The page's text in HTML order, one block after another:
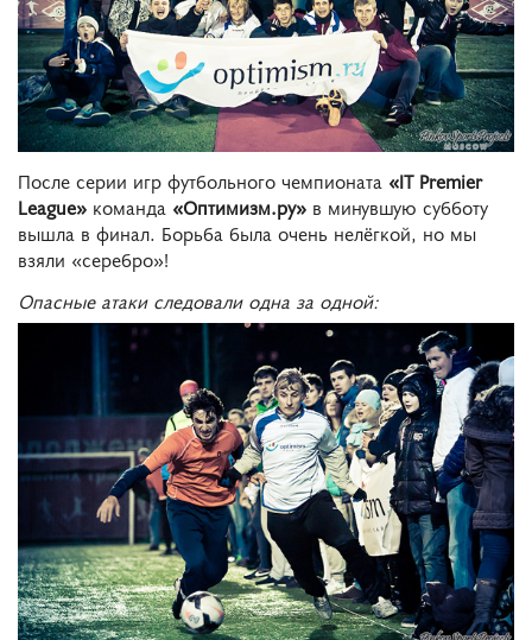
После серии игр футбольного чемпионата «IT Premier
League» команда «Оптимизм.ру» в минувшую субботу
вышла в финал. Борьба была очень нелёгкой, но мы
взяли «серебро»!
Опасные атаки следовали одна за одной: